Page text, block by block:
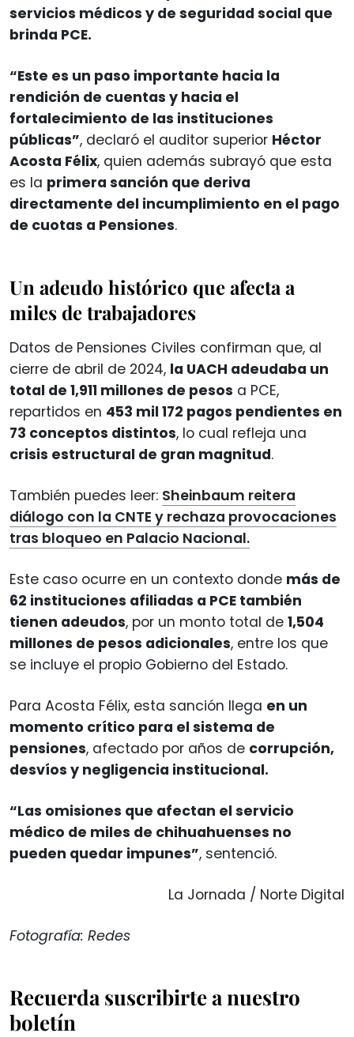
servicios médicos y de seguridad social que
brinda PCE.
“Este es un paso importante hacia la
rendición de cuentas y hacia el
fortalecimiento de las instituciones
públicas”, declaró el auditor superior Héctor
Acosta Félix, quien además subrayó que esta
es la primera sanción que deriva
directamente del incumplimiento en el pago
de cuotas a Pensiones.
Un adeudo histórico que afecta a
miles de trabajadores
Datos de Pensiones Civiles confirman que, al
cierre de abril de 2024, la UACH adeudaba un
total de 1,911 millones de pesos a PCE,
repartidos en 453 mil 172 pagos pendientes en
73 conceptos distintos, lo cual refleja una
crisis estructural de gran magnitud.
También puedes leer: Sheinbaum reitera
diálogo con la CNTE y rechaza provocaciones
tras bloqueo en Palacio Nacional.
Este caso ocurre en un contexto donde más de
62 instituciones afiliadas a PCE también
tienen adeudos, por un monto total de 1,504
millones de pesos adicionales, entre los que
se incluye el propio Gobierno del Estado.
Para Acosta Félix, esta sanción llega en un
momento crítico para el sistema de
pensiones, afectado por años de corrupción,
desvíos y negligencia institucional.
“Las omisiones que afectan el servicio
médico de miles de chihuahuenses no
pueden quedar impunes”, sentenció.
La Jornada / Norte Digital
Fotografía: Redes
Recuerda suscribirte a nuestro
boletín